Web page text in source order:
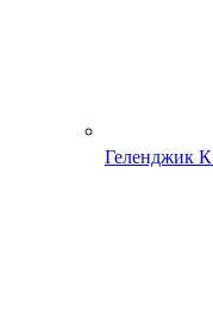
Геленджик К